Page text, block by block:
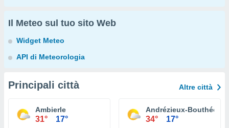
Il Meteo sul tuo sito Web
Widget Meteo
API di Meteorologia
Principali città Altre città
Ambierle
31° 17°
Andrézieux-Bouthéon
34° 17°